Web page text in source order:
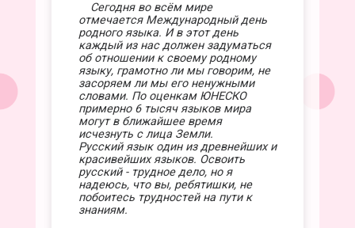
Сегодня во всём мире
отмечается Международный день
родного языка. И в этот день
каждый из нас должен задуматься
об отношении к своему родному
языку, грамотно ли мы говорим, не
засоряем ли мы его ненужными
словами. По оценкам ЮНЕСКО
примерно 6 тысяч языков мира
могут в ближайшее время
исчезнуть с лица Земли.
Русский язык один из древнейших и
красивейших языков. Освоить
русский - трудное дело, но я
надеюсь, что вы, ребятишки, не
побоитесь трудностей на пути к
знаниям.